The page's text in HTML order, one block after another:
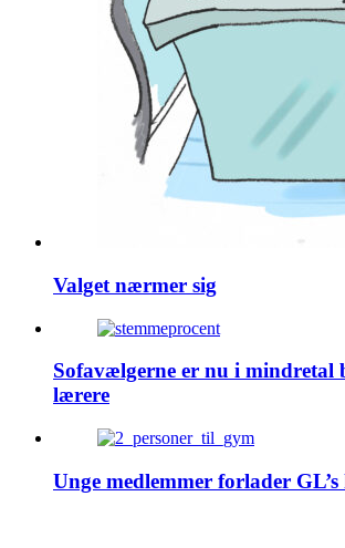
Valget nærmer sig
Sofavælgerne er nu i mindretal
lærere
Unge medlemmer forlader GL’s